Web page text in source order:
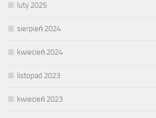
luty 2025
sierpień 2024
kwiecień 2024
listopad 2023
kwiecień 2023